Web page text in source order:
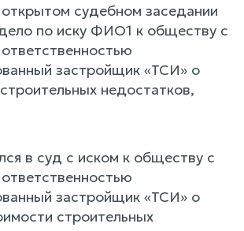
судебном заседании
по иску ФИО1 к обществу с
застройщик «ТСИ» о
недостатков,
в суд с иском к обществу с
застройщик «ТСИ» о
строительных